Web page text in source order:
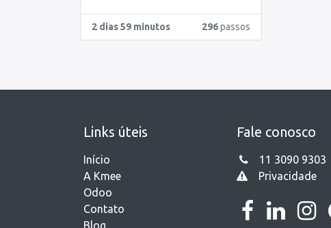
2 dias 59 minutos 296passos
Fale conosco
11 3090 9303
Privacidade
Links úteis
Início
A Kmee
Odoo
Contato
Blog